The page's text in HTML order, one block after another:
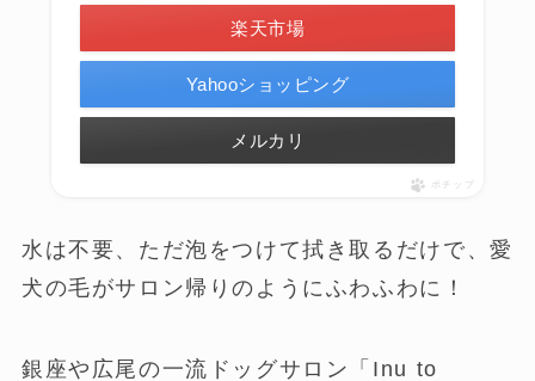
楽天市場
Yahooショッピング
メルカリ
ポチップ
水は不要、ただ泡をつけて拭き取るだけで、愛
犬の毛がサロン帰りのようにふわふわに！
銀座や広尾の一流ドッグサロン「Inu to